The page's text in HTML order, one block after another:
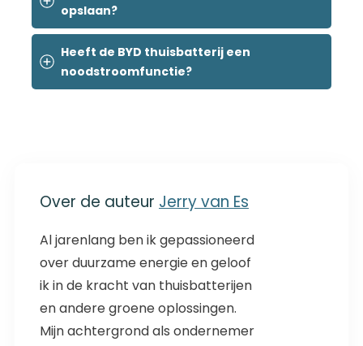
opslaan?
Heeft de BYD thuisbatterij een
noodstroomfunctie?
Over de auteur Jerry van Es
Al jarenlang ben ik gepassioneerd
over duurzame energie en geloof
ik in de kracht van thuisbatterijen
en andere groene oplossingen.
Mijn achtergrond als ondernemer